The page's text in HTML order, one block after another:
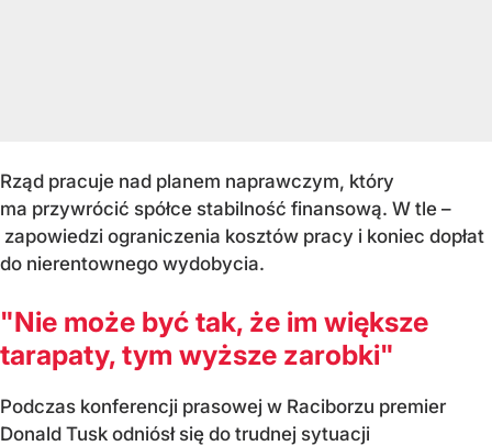
Rząd pracuje nad planem naprawczym, który
ma przywrócić spółce stabilność finansową. W tle –
zapowiedzi ograniczenia kosztów pracy i koniec dopłat
do nierentownego wydobycia.
"Nie może być tak, że im większe
tarapaty, tym wyższe zarobki"
Podczas konferencji prasowej w Raciborzu premier
Donald Tusk odniósł się do trudnej sytuacji